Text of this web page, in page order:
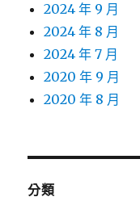
2024 年 9 月
2024 年 8 月
2024 年 7 月
2020 年 9 月
2020 年 8 月
分類